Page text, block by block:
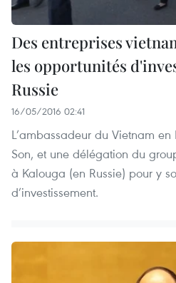
Des entreprises
les opportunités
Russie
16/05/2016 02:41
L’ambassadeur du Vietnam
Son, et une délégation du
à Kalouga (en Russie) pour y
d’investissement.